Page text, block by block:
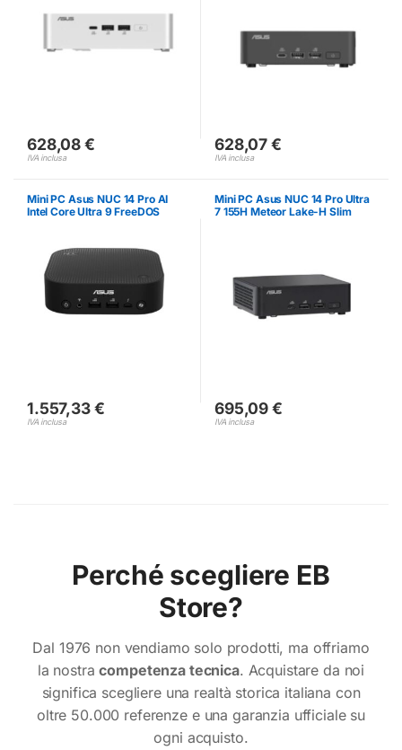
628,08€
IVA inclusa
628,07€
IVA inclusa
Mini PC Asus NUC 14 Pro AI
Intel Core Ultra 9 FreeDOS
1.557,33€
IVA inclusa
Mini PC Asus NUC 14 Pro Ultra
7 155H Meteor Lake-H Slim
695,09€
IVA inclusa
Perché scegliere EB
Store?
Dal 1976 non vendiamo solo prodotti, ma offriamo
la nostracompetenza tecnica. Acquistare da noi
significa scegliere una realtà storica italiana con
oltre 50.000 referenze e una garanzia ufficiale su
ogni acquisto.